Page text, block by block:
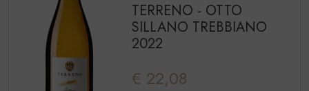
TERRENO - OTTO
SILLANO TREBBIANO
2022
€ 22,08